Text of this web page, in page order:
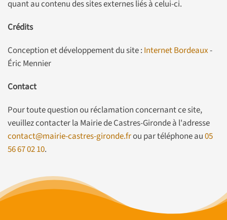
quant au contenu des sites externes liés à celui-ci.
Crédits
Conception et développement du site : Internet Bordeaux-
Éric Mennier
Contact
Pour toute question ou réclamation concernant ce site,
veuillez contacter la Mairie de Castres-Gironde à l'adresse
contact@mairie-castres-gironde.frou par téléphone au05
56 67 02 10.